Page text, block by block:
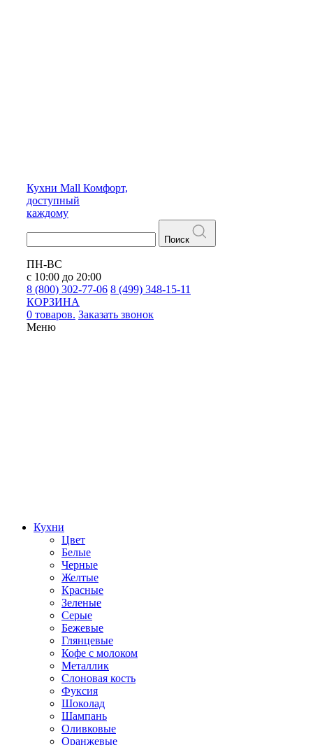
Кухни Mall Комфорт,
доступный
каждому
Поиск
ПН-ВС
с 10:00 до 20:00
8 (800) 302-77-06 8 (499) 348-15-11
КОРЗИНА
0 товаров. Заказать звонок
Меню
Кухни
Цвет
Белые
Черные
Желтые
Красные
Зеленые
Серые
Бежевые
Глянцевые
Кофе с молоком
Металлик
Слоновая кость
Фуксия
Шоколад
Шампань
Оливковые
Оранжевые